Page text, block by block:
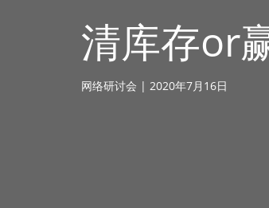
清库存or
网络研讨会 | 2020年7月16日